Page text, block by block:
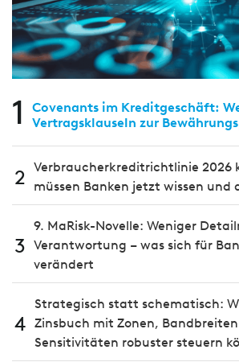
1
Covenants im Kreditgeschäft:
Vertragsklauseln zur
2 Verbraucherkreditrichtlinie 2026
müssen Banken jetzt wissen und
3
9. MaRisk-Novelle: Weniger
Verantwortung – was sich für
verändert
4
Strategisch statt schematisch:
Zinsbuch mit Zonen,
Sensitivitäten robuster steuern